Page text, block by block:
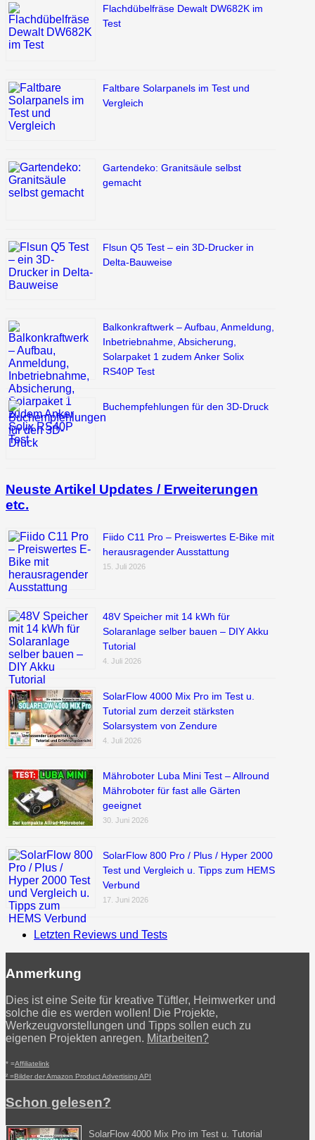
Flachdübelfräse Dewalt DW682K im
Test
Faltbare Solarpanels im Test und
Vergleich
Gartendeko: Granitsäule selbst
gemacht
Flsun Q5 Test – ein 3D-Drucker in
Delta-Bauweise
Balkonkraftwerk – Aufbau, Anmeldung,
Inbetriebnahme, Absicherung,
Solarpaket 1 zudem Anker Solix
RS40P Test
Buchempfehlungen für den 3D-Druck
Neuste Artikel Updates / Erweiterungen
etc.
Fiido C11 Pro – Preiswertes E-Bike mit
herausragender Ausstattung
15. Juli 2026
48V Speicher mit 14 kWh für
Solaranlage selber bauen – DIY Akku
Tutorial
4. Juli 2026
SolarFlow 4000 Mix Pro im Test u.
Tutorial zum derzeit stärksten
Solarsystem von Zendure
4. Juli 2026
Mähroboter Luba Mini Test – Allround
Mähroboter für fast alle Gärten
geeignet
30. Juni 2026
SolarFlow 800 Pro / Plus / Hyper 2000
Test und Vergleich u. Tipps zum HEMS
Verbund
17. Juni 2026
Letzten Reviews und Tests
Anmerkung
Dies ist eine Seite für kreative Tüftler, Heimwerker und
solche die es werden wollen! Die Projekte,
Werkzeugvorstellungen und Tipps sollen euch zu
eigenen Projekten anregen. Mitarbeiten?
* =Affiliatelink
² =Bilder der Amazon Product Advertising API
Schon gelesen?
SolarFlow 4000 Mix Pro im Test u. Tutorial